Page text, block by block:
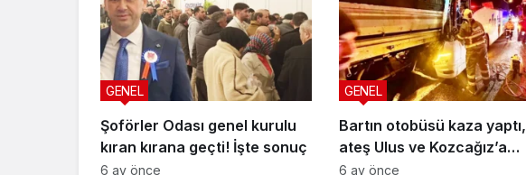
Şoförler Odası genel kurulu
kıran kırana geçti! İşte sonuç
GENEL
6 ay önce
Bartın otobüsü kaza yaptı,
ateş Ulus ve Kozcağız’a
düştü
GENEL
6 ay önce